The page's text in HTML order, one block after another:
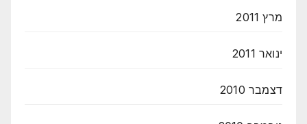
מרץ 2011
ינואר 2011
דצמבר 2010